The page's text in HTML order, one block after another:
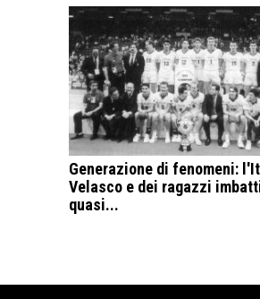
Generazione di fenomeni:
Velasco e dei ragazzi
quasi...